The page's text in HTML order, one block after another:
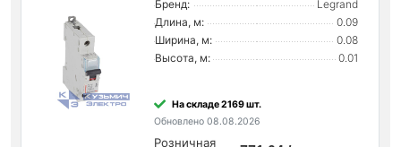
Бренд:
Legrand
Длина, м:
0.09
Ширина, м:
0.08
Высота, м:
0.01
На складе 2169 шт.
Обновлено 08.08.2026
Розничная